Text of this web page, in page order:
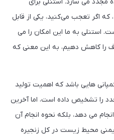
که اگر تعجب می‌کنید، یکی از قابل
استنلی به ما این امکان را می
را کاهش دهیم، به این معنی که
هایی باشد که اهمیت تولید
را تشخیص داده است، اما آخرین
می دهد، بلکه نحوه انجام آن
محیط زیست در کل زنجیره